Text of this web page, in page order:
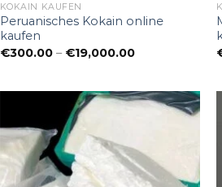
KOKAIN KAUFEN
Peruanisches Kokain online
kaufen
€300.00 – €19,000.00Preisspanne: